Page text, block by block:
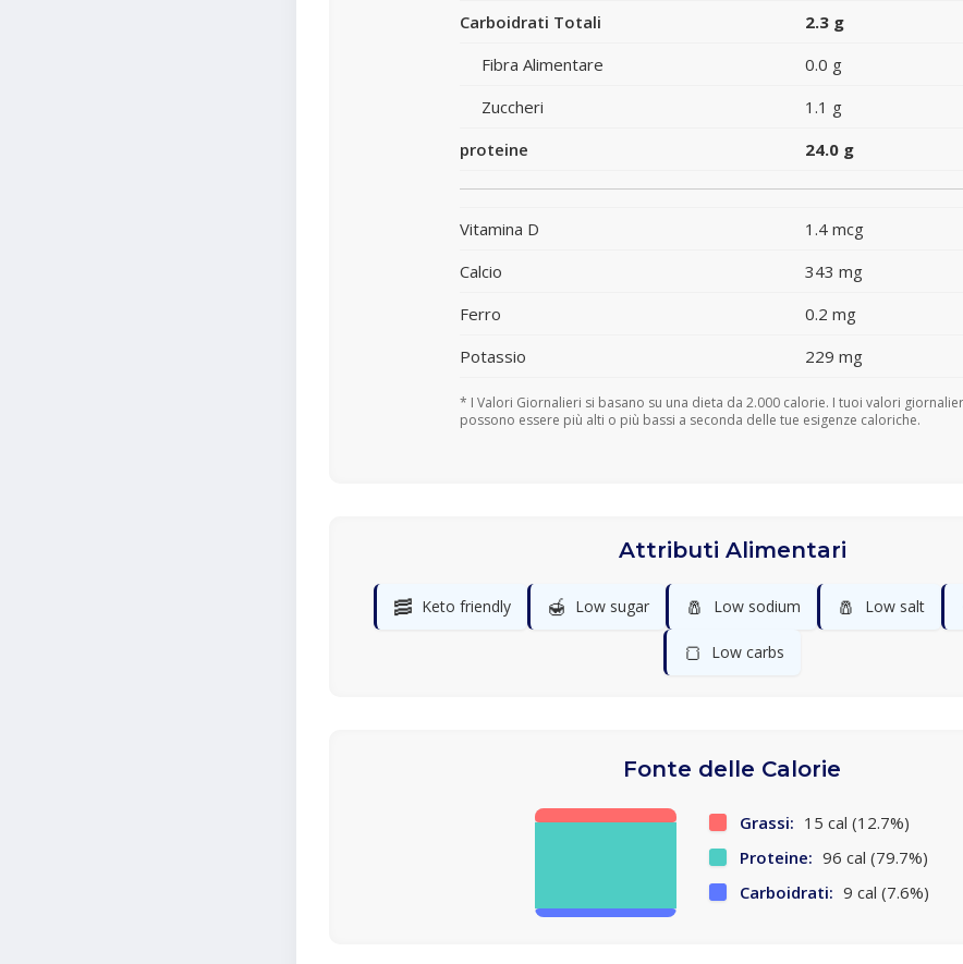
Carboidrati Totali
2.3 g
Fibra Alimentare
0.0 g
Zuccheri
1.1 g
proteine
24.0 g
Vitamina D 1.4 mcg
Calcio
343 mg
Ferro
0.2 mg
Potassio
229 mg
* I Valori Giornalieri si basano su una dieta da 2.000 calorie. I tuoi valori
possono essere più alti o più bassi a seconda delle tue esigenze caloriche.
Attributi Alimentari
🥓 Keto friendly 🍯 Low sugar 🧂 Low sodium 🧂 Low salt
🍞 Low carbs
Fonte delle Calorie
Grassi: 15 cal (12.7%)
Proteine: 96 cal (79.7%)
Carboidrati: 9 cal (7.6%)